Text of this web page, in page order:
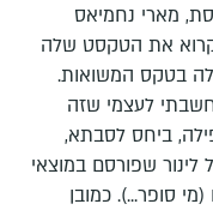
מארי נחמיאס
את הטקסט שלה
בטקס המשואות.
לעצמי שזה
ביחס לסבתא,
לינור שפורסם במוצאי
24 אלף לייקים (מי סופר...). כמובן